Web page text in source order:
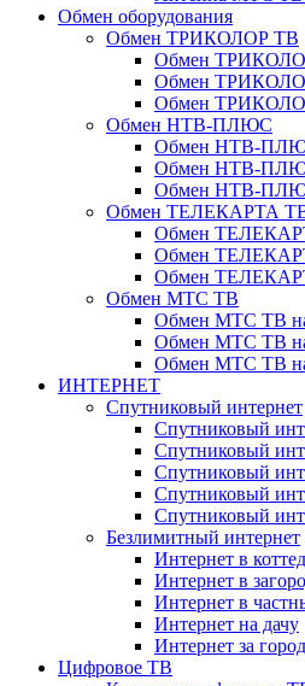
Обмен оборудования
Обмен ТРИКОЛОР ТВ
Обмен
Обмен ТРИКОЛОР
Обмен
Обмен НТВ-ПЛЮС
Обмен НТВ-ПЛЮС
Обмен НТВ-ПЛЮС
Обмен НТВ-
Обмен ТЕЛЕКАРТА
Обмен
Обмен
Обмен
Обмен МТС ТВ
Обмен МТС ТВ на
Обмен МТС ТВ на
Обмен МТС ТВ
ИНТЕРНЕТ
Спутниковый интернет
Спутниковый
Спутниковый
Спутниковый
Спутниковый
Спутниковый
Безлимитный интернет
Интернет в
Интернет в
Интернет в
Интернет на дачу
Интернет за
Цифровое ТВ